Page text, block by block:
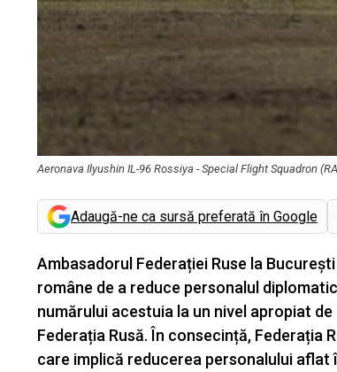
Aeronava Ilyushin IL-96 Rossiya - Special Flight Squadron
Adaugă-ne ca sursă preferată în Google
Ambasadorul Federației Ruse la
române de a reduce personalul
numărului acestuia la un nivel apropiat
Federația Rusă. În consecință, Federația
care implică reducerea personalului aflat